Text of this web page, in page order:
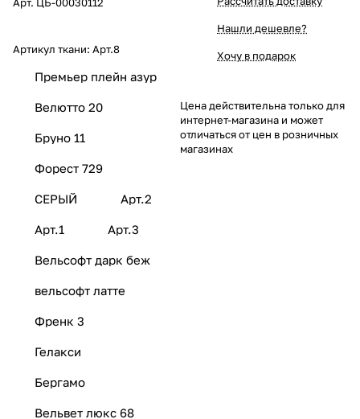
Артикул ткани: Арт.8
Премьер плейн азур
Велютто 20
Бруно 11
Форест 729
СЕРЫЙ Арт.2
Арт.1 Арт.3
Вельсофт дарк беж
вельсофт латте
Френк 3
Гелакси
Бергамо
Вельвет люкс 68
Нашли дешевле?
Хочу в подарок
Цена действительна только для
интернет-магазина и может
отличаться от цен в розничных
магазинах